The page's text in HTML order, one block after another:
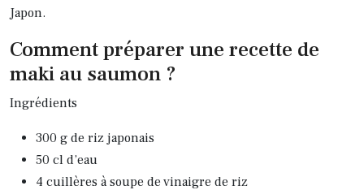
Japon.
Comment préparer une recette de
maki au saumon ?
Ingrédients
300 g de riz japonais
50 cl d’eau
4 cuillères à soupe de vinaigre de riz